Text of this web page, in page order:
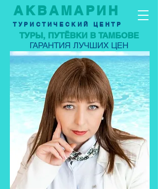
АКВАМАРИН
ТУРИСТИЧЕСКИЙ ЦЕНТР
ТУРЫ, ПУТЁВКИ В ТАМБОВЕ
ГАРАНТИЯ ЛУЧШИХ ЦЕН